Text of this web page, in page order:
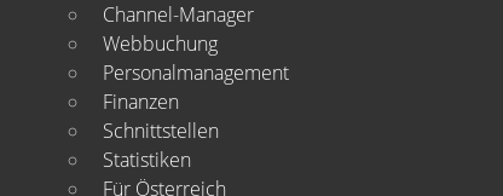
Channel-Manager
Webbuchung
Personalmanagement
Finanzen
Schnittstellen
Statistiken
Für Österreich